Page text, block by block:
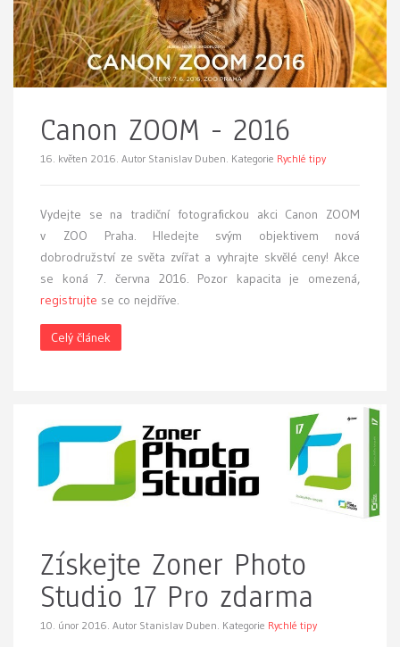
Canon ZOOM - 2016
16. květen 2016. Autor Stanislav Duben. Kategorie Rychlé tipy
Vydejte se na tradiční fotografickou akci Canon ZOOM
v ZOO Praha. Hledejte svým objektivem nová
dobrodružství ze světa zvířat a vyhrajte skvělé ceny! Akce
se koná 7. června 2016. Pozor kapacita je omezená,
registrujte se co nejdříve.
Celý článek
Získejte Zoner Photo
Studio 17 Pro zdarma
10. únor 2016. Autor Stanislav Duben. Kategorie Rychlé tipy